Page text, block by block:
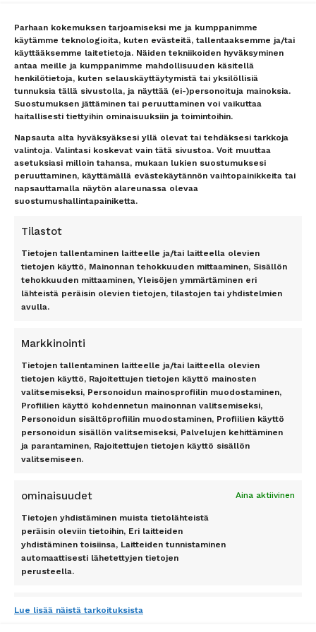
Parhaan kokemuksen tarjoamiseksi me ja kumppanimme
käytämme teknologioita, kuten evästeitä, tallentaaksemme ja/tai
käyttääksemme laitetietoja. Näiden tekniikoiden hyväksyminen
antaa meille ja kumppanimme mahdollisuuden käsitellä
henkilötietoja, kuten selauskäyttäytymistä tai yksilöllisiä
tunnuksia tällä sivustolla, ja näyttää (ei-)personoituja mainoksia.
Suostumuksen jättäminen tai peruuttaminen voi vaikuttaa
haitallisesti tiettyihin ominaisuuksiin ja toimintoihin.
Napsauta alta hyväksyäksesi yllä olevat tai tehdäksesi tarkkoja
valintoja. Valintasi koskevat vain tätä sivustoa. Voit muuttaa
asetuksiasi milloin tahansa, mukaan lukien suostumuksesi
peruuttaminen, käyttämällä evästekäytännön vaihtopainikkeita tai
napsauttamalla näytön alareunassa olevaa
suostumushallintapainiketta.
Tilastot
Tietojen tallentaminen laitteelle ja/tai laitteella olevien
tietojen käyttö, Mainonnan tehokkuuden mittaaminen, Sisällön
tehokkuuden mittaaminen, Yleisöjen ymmärtäminen eri
lähteistä peräisin olevien tietojen, tilastojen tai yhdistelmien
avulla.
Markkinointi
Tietojen tallentaminen laitteelle ja/tai laitteella olevien
tietojen käyttö, Rajoitettujen tietojen käyttö mainosten
valitsemiseksi, Personoidun mainosprofiilin muodostaminen,
Profiilien käyttö kohdennetun mainonnan valitsemiseksi,
Personoidun sisältöprofiilin muodostaminen, Profiilien käyttö
personoidun sisällön valitsemiseksi, Palvelujen kehittäminen
ja parantaminen, Rajoitettujen tietojen käyttö sisällön
valitsemiseen.
ominaisuudet Aina aktiivinen
Tietojen yhdistäminen muista tietolähteistä
peräisin oleviin tietoihin, Eri laitteiden
yhdistäminen toisiinsa, Laitteiden tunnistaminen
automaattisesti lähetettyjen tietojen
perusteella.
Tietoturva, väärinkäytösten
Lue lisää näistä tarkoituksista
vastaamme nopeasti
Lentokenttäkuljetus
Matkatavarat
Lentokenttäpysäköinti
Lounge-palvelut
Lahjakortti
Matkarahoitus
Maksutavat
Uutiskirje
Uutiset
Matkaehdot
Yhteystiedot / Contact details
Tietosuojailmoitus
Rekisteriseloste
Evästeet
Vastuurajoitus
Vastuuvapauslauseke
TOP 11 RANTA
Antalyan rannikko, Alanya,
Costa del Sol
Dubrovnik
Florida
Gran Canaria
Kreeta
Phuket
Rodos
Teneriffa
TOP 7 KAUPUNKI
New York
Pariisi
Riika
Rooma
Tilaa
Pidetty 162 asiakkaan toimesta
SEURAA MEITÄ